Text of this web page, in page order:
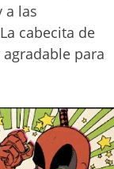
a las
cabecita de
para